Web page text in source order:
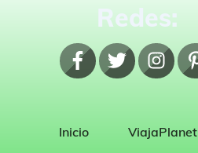
Redes:
Inicio ViajaPlanet